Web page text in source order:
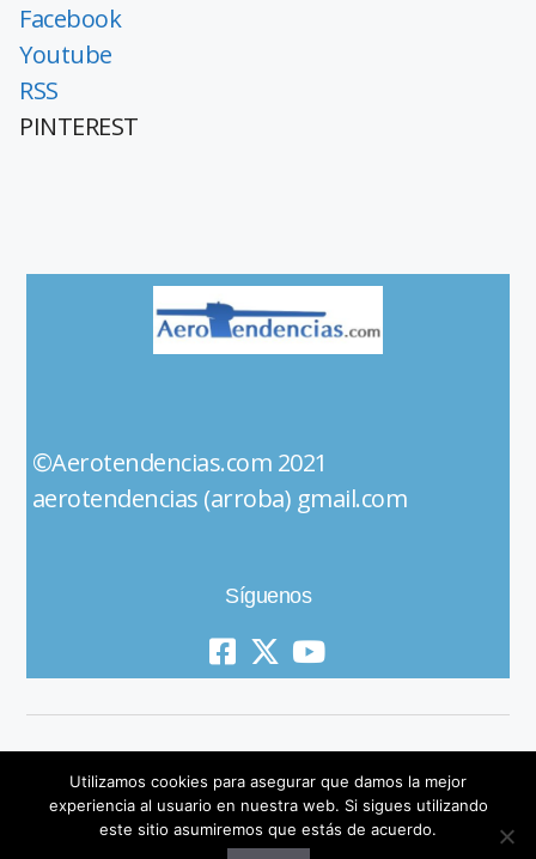
Facebook
Youtube
RSS
PINTEREST
©Aerotendencias.com 2021
aerotendencias (arroba) gmail.com
Síguenos
© 2019 All Rights Reserved
Utilizamos cookies para asegurar que damos la mejor
experiencia al usuario en nuestra web. Si sigues utilizando
este sitio asumiremos que estás de acuerdo.